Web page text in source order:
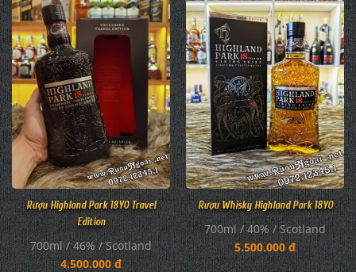
Rượu Highland Park 18YO Travel
Edition
700ml / 46% / Scotland
4.500.000 đ
Rượu Whisky Highland Park 18YO
700ml / 40% / Scotland
5.500.000 đ